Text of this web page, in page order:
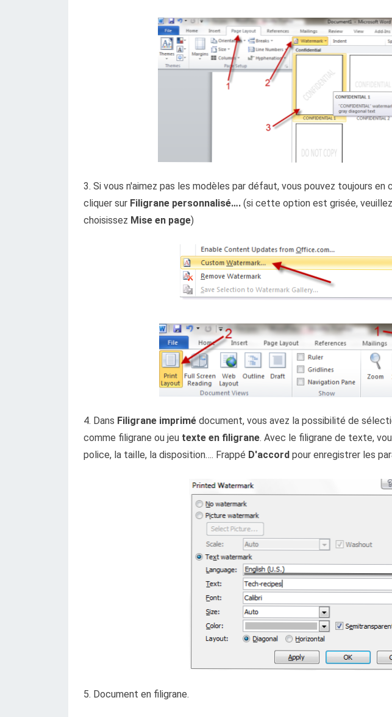
3. Si vous n'aimez pas les modèles par défaut, vous pouvez toujours en
cliquer sur Filigrane personnalisé…. (si cette option est grisée,
choisissez Mise en page)
4. Dans Filigrane imprimé document, vous avez la possibilité de
comme filigrane ou jeu texte en filigrane. Avec le filigrane de texte,
police, la taille, la disposition…. Frappé D'accord pour enregistrer les
5. Document en filigrane.